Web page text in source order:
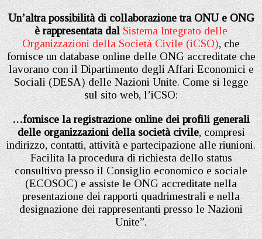
Un’altra possibilità di collaborazione tra ONU e ONG
è rappresentata dal Sistema Integrato delle
Organizzazioni della Società Civile (iCSO), che
fornisce un database online delle ONG accreditate che
lavorano con il Dipartimento degli Affari Economici e
Sociali (DESA) delle Nazioni Unite. Come si legge
sul sito web, l’iCSO:
…fornisce la registrazione online dei profili generali
delle organizzazioni della società civile, compresi
indirizzo, contatti, attività e partecipazione alle riunioni.
Facilita la procedura di richiesta dello status
consultivo presso il Consiglio economico e sociale
(ECOSOC) e assiste le ONG accreditate nella
presentazione dei rapporti quadrimestrali e nella
designazione dei rappresentanti presso le Nazioni
Unite”.